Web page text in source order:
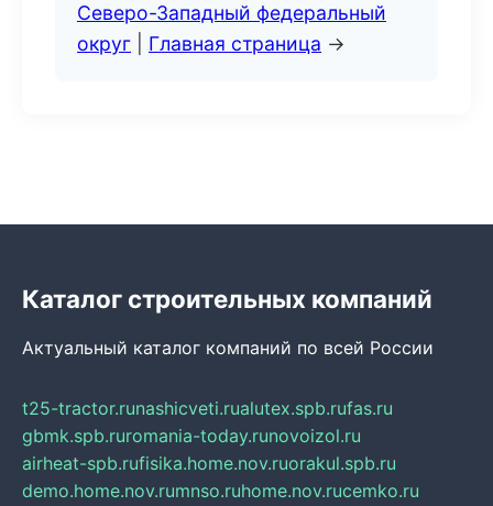
Северо-Западный федеральный
округ
Главная страница →
Каталог строительных компаний
Актуальный каталог компаний по всей России
t25-tractor.runashicveti.rualutex.spb.rufas.ru
gbmk.spb.ruromania-today.runovoizol.ru
airheat-spb.rufisika.home.nov.ruorakul.spb.ru
demo.home.nov.rumnso.ruhome.nov.rucemko.ru